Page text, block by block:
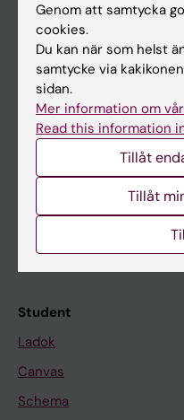
Huvudmeny
Utbildning
Forskarutbildning
Forskning
Om KI
Student
Ladok
Canvas
Schema
Genom att samtycka
cookies.
Du kan när som helst
samtycke via
sidan.
Mer information om
Read this information
Tillåt
Tillåt